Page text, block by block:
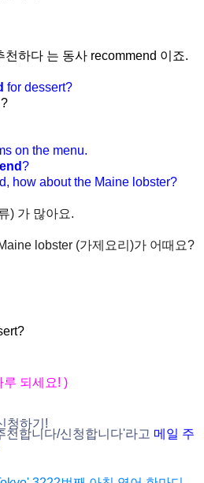
천하다 는 동사 recommend 이죠.
for dessert?
on the menu.
?
how about the Maine lobster?
) 가 많아요.
lobster (가제요리)가 어때요?
루 되세요! )
청하기!
천합니다/신청합니다'라고 메일 주